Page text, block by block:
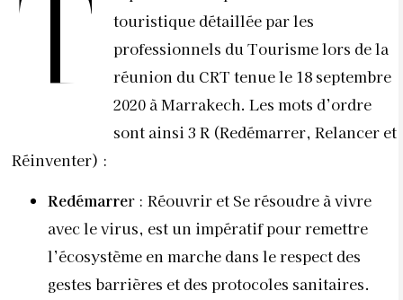
T
touristique détaillée par les
professionnels du Tourisme lors de la
réunion du CRT tenue le 18 septembre
2020 à Marrakech. Les mots d’ordre
sont ainsi 3 R (Redémarrer, Relancer et
Réinventer) :
Redémarrer : Réouvrir et Se résoudre à vivre
avec le virus, est un impératif pour remettre
l’écosystème en marche dans le respect des
gestes barrières et des protocoles sanitaires.